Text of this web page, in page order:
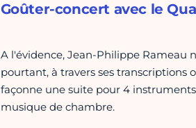
Goûter-concert avec le
A l'évidence, Jean-Philippe Rameau
pourtant, à travers ses
façonne une suite pour 4
musique de chambre.